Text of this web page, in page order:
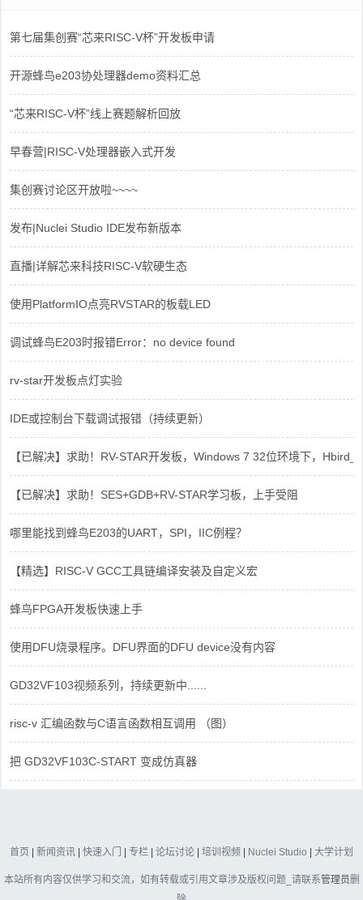
第七届集创赛“芯来RISC-V杯”开发板申请
开源蜂鸟e203协处理器demo资料汇总
“芯来RISC-V杯”线上赛题解析回放
早春营|RISC-V处理器嵌入式开发
集创赛讨论区开放啦~~~~
发布|Nuclei Studio IDE发布新版本
直播|详解芯来科技RISC-V软硬生态
使用PlatformIO点亮RVSTAR的板载LED
调试蜂鸟E203时报错Error：no device found
rv-star开发板点灯实验
IDE或控制台下载调试报错（持续更新）
【已解决】求助！RV-STAR开发板，Windows 7 32位环境下，
【已解决】求助！SES+GDB+RV-STAR学习板，上手受阻
哪里能找到蜂鸟E203的UART，SPI，IIC例程？
【精选】RISC-V GCC工具链编译安装及自定义宏
蜂鸟FPGA开发板快速上手
使用DFU烧录程序。DFU界面的DFU device没有内容
GD32VF103视频系列，持续更新中......
risc-v 汇编函数与C语言函数相互调用 （图）
把 GD32VF103C-START 变成仿真器
首页 | 新闻资讯 | 快速入门 | 专栏 | 论坛讨论 | 培训视频 | Nuclei Studio | 大学计划
本站所有内容仅供学习和交流，如有转载或引用文章涉及版权问题_请联系管理员删